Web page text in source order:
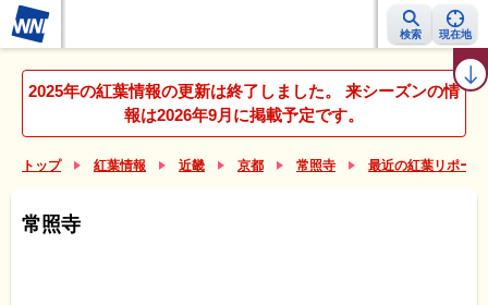
検索 現在地
紅葉レーダー 紅葉ニュース 京都 見頃カレンダー 名所ランキング
2025年の紅葉情報の更新は終了しました。 来シーズンの情
報は2026年9月に掲載予定です。
トップ 紅葉情報 近畿 京都 常照寺 最近の紅葉リポー
常照寺